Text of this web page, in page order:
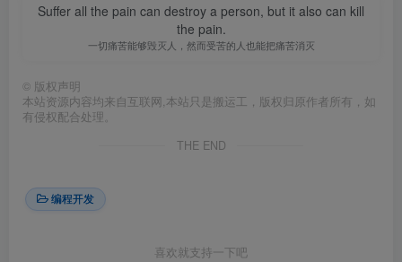
Suffer all the pain can destroy a person, but it also can kill
the pain.
一切痛苦能够毁灭人，然而受苦的人也能把痛苦消灭
© 版权声明
本站资源内容均来自互联网,本站只是搬运工，版权归原作者所有，如
有侵权配合处理。
THE END
编程开发
喜欢就支持一下吧